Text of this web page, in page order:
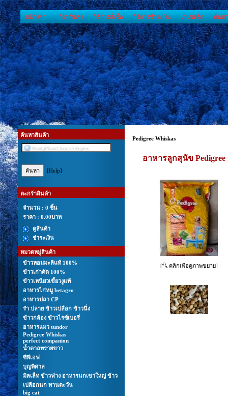
หน้าแรก เกี่ยวกับเรา วิธีการสั่งซื้อ วิธีการชำระเงิน เว็บบอร์ด ค้นห
ค้นหาสินค้า
[Help]
ตะกร้าสินค้า
จำนวน : 0 ชิ้น
ราคา : 0.00บาท
ดูสินค้า
ชำระเงิน
หมวดหมู่สินค้า
ข้าวหอมมะลิแท้ 100%
ข้าวเก่าคัด 100%
ข้าวเหนียวเขี้ยวงูแท้
อาหารไก่หมู betagro
อาหารปลา CP
รํา ปลาย ข้าวเปลือก ข้าวนึ่ง
ข้าวกล้อง ข้าวไรซ์เบอรี่
อาหารแมว tundor
Pedigree Whiskas
perfect companion
นํ้าตาลทรายขาว
ซีพีเอฟ
บุญพิศาล
มิลเล็ท ข้าวฟ่าง อาหารนกเขาใหญ่ ข้าว
เปลือกนก ทานตะวัน
big cat
Pedigree Whiskas
อาหารลูกสุนัข
[ คลิกเพื่อดูภาพขยาย]